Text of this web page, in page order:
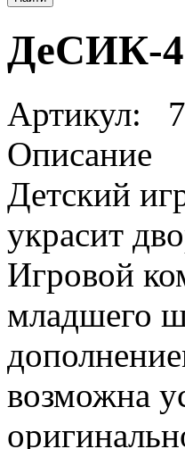
ДеСИК-4
Артикул:
Описание
Детский
украсит
Игровой
младшего
возможна